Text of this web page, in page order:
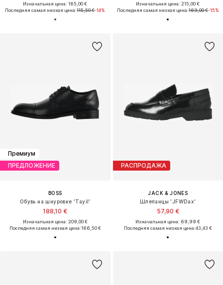
Изначальная цена: 165,00 €
Последняя самая низкая цена:115,50 €-14%
Изначальная цена: 215,00 €
Последняя самая низкая цена:169,00 €-15%
Премиум
ПРЕДЛОЖЕНИЕ
BOSS
Обувь на шнуровке 'Tayil'
188,10 €
Изначальная цена: 209,00 €
Последняя самая низкая цена:166,50 €
РАСПРОДАЖА
JACK & JONES
Шлепанцы 'JFWDax'
57,90 €
Изначальная цена: 69,99 €
Последняя самая низкая цена:43,43 €